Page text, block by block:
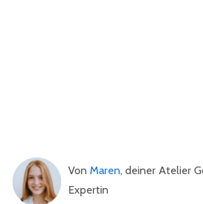
Von Maren, deiner Atelier
Expertin